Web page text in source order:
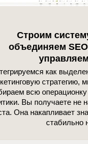
нужную
статьи "Value
стратега
ценностное
а также как
как
стратегию,
всю
Вы получаете не
Она накапливает
стабильно
Строим
объединяем